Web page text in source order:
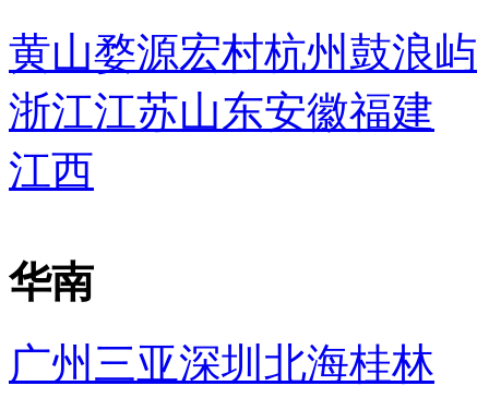
黄山婺源宏村杭州 鼓浪屿
浙江江苏山东安徽福建
江西
华南
广州 三亚深圳 北海桂林